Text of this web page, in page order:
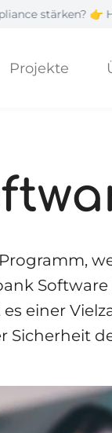
👉 Hier klicken!
Projekte
einer
Sicherheit